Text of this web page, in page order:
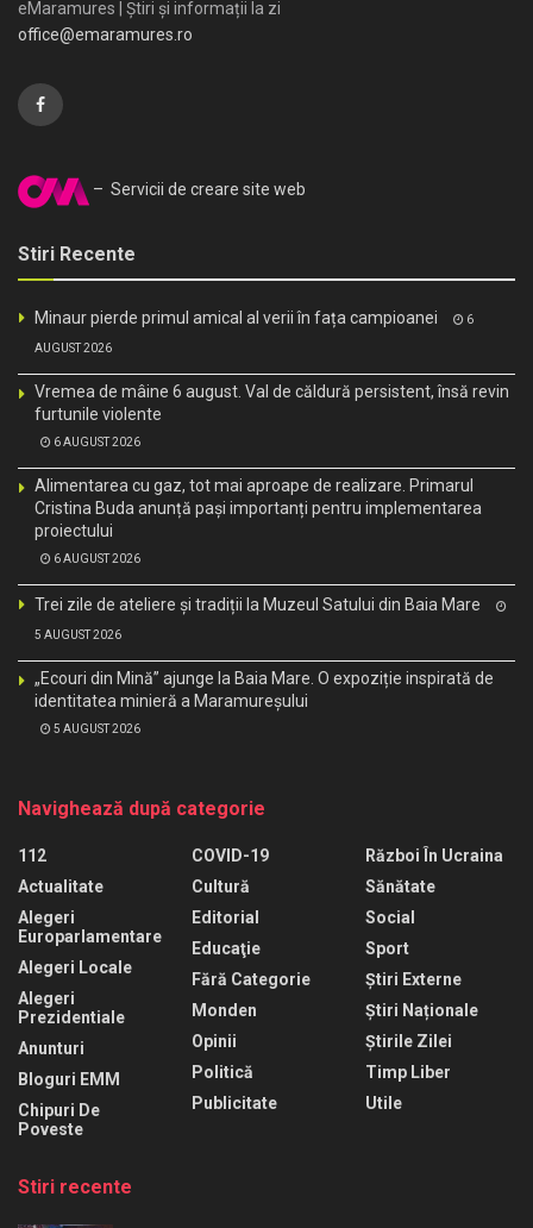
eMaramures | Știri și informații la zi
office@emaramures.ro
– Servicii de creare site web
Stiri Recente
Minaur pierde primul amical al verii în fața campioanei 6
AUGUST 2026
Vremea de mâine 6 august. Val de căldură persistent, însă revin
furtunile violente
6 AUGUST 2026
Alimentarea cu gaz, tot mai aproape de realizare. Primarul
Cristina Buda anunță pași importanți pentru implementarea
proiectului
6 AUGUST 2026
Trei zile de ateliere și tradiții la Muzeul Satului din Baia Mare
5 AUGUST 2026
„Ecouri din Mină” ajunge la Baia Mare. O expoziție inspirată de
identitatea minieră a Maramureșului
5 AUGUST 2026
Navighează după categorie
112
Actualitate
Alegeri
Europarlamentare
Alegeri Locale
Alegeri
Prezidentiale
Anunturi
Bloguri EMM
Chipuri De
Poveste
COVID-19
Cultură
Editorial
Educaţie
Fără Categorie
Monden
Opinii
Politică
Publicitate
Război În Ucraina
Sănătate
Social
Sport
Știri Externe
Știri Naționale
Știrile Zilei
Timp Liber
Utile
Stiri recente